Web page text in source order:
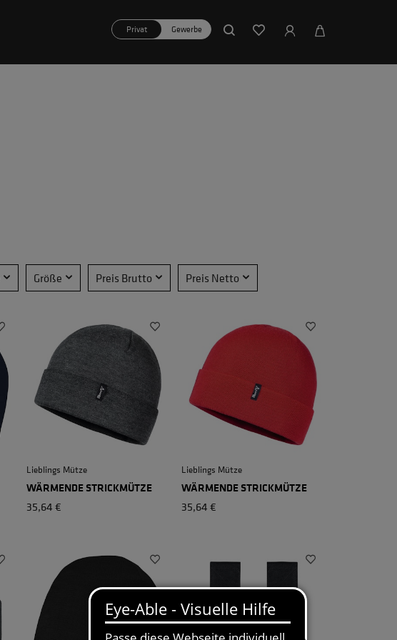
Privat Gewerbe
Größe Preis Brutto Preis Netto
Lieblings Mütze
WÄRMENDE STRICKMÜTZE
35,64 €
Lieblings Mütze
WÄRMENDE STRICKMÜTZE
35,64 €